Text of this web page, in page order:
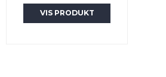
VIS PRODUKT